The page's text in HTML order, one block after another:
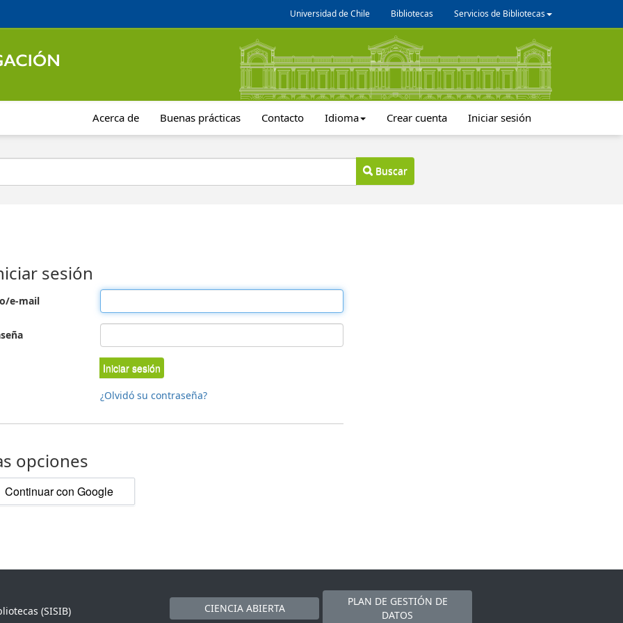
Universidad de Chile Bibliotecas Servicios de Bibliotecas
Acerca de Buenas prácticas Contacto Idioma Crear cuenta Iniciar sesión
Buscar
sesión
e-mail
Iniciar sesión
¿Olvidó su contraseña?
opciones
Continuar con Google
(SISIB)
CIENCIA ABIERTA
PLAN DE GESTIÓN DE
DATOS